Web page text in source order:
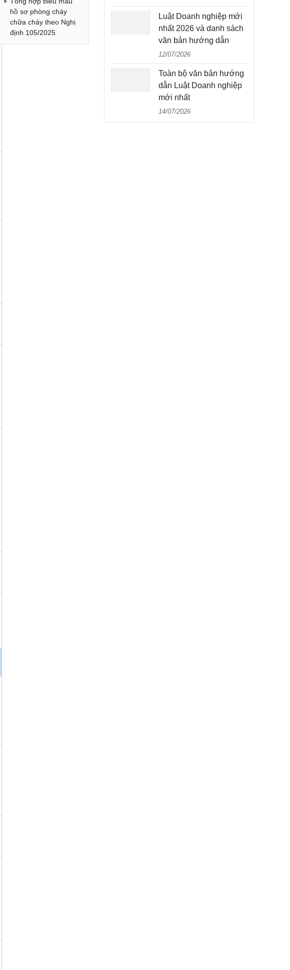
hồ sơ phòng cháy
chữa cháy theo Nghị
định 105/2025
Luật Doanh nghiệp mới
nhất 2026 và danh sách
văn bản hướng dẫn
12/07/2026
Toàn bộ văn bản hướng
dẫn Luật Doanh nghiệp
mới nhất
14/07/2026